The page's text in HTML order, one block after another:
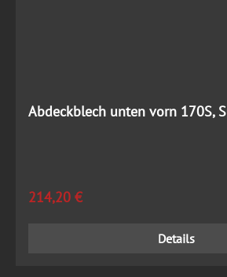
Abdeckblech unten vorn 170S,
Regulärer Preis:
214,20 €
Details